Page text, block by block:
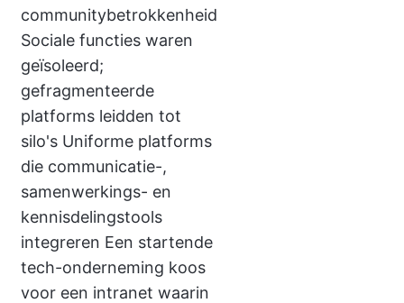
communitybetrokkenheid
Sociale functies waren
geïsoleerd;
gefragmenteerde
platforms leidden tot
silo's Uniforme platforms
die communicatie-,
samenwerkings- en
kennisdelingstools
integreren Een startende
tech-onderneming koos
voor een intranet waarin